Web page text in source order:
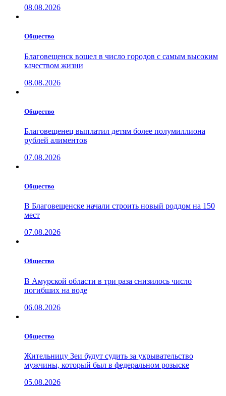
08.08.2026
Общество
Благовещенск вошел в число городов с самым высоким
качеством жизни
08.08.2026
Общество
Благовещенец выплатил детям более полумиллиона
рублей алиментов
07.08.2026
Общество
В Благовещенске начали строить новый роддом на 150
мест
07.08.2026
Общество
В Амурской области в три раза снизилось число
погибших на воде
06.08.2026
Общество
Жительницу Зеи будут судить за укрывательство
мужчины, который был в федеральном розыске
05.08.2026